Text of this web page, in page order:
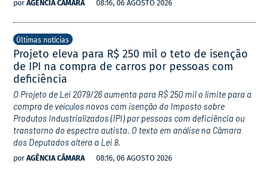
por AGÊNCIA CÂMARA 08:16, 06 AGOSTO 2026
Últimas notícias
Projeto eleva para R$ 250 mil o teto de isenção
de IPI na compra de carros por pessoas com
deficiência
O Projeto de Lei 2079/26 aumenta para R$ 250 mil o limite para a
compra de veículos novos com isenção do Imposto sobre
Produtos Industrializados (IPI) por pessoas com deficiência ou
transtorno do espectro autista. O texto em análise na Câmara
dos Deputados altera a Lei 8.
por AGÊNCIA CÂMARA 08:16, 06 AGOSTO 2026